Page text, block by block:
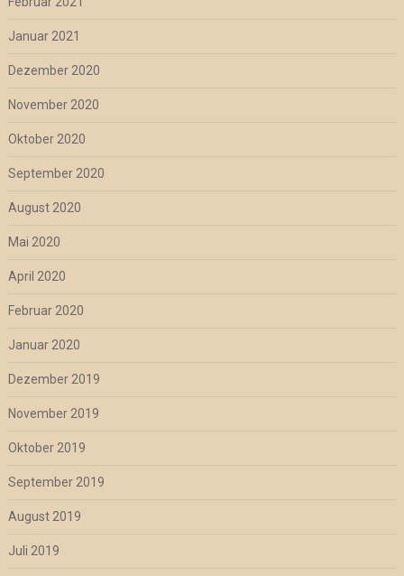
Januar 2021
Dezember 2020
November 2020
Oktober 2020
September 2020
August 2020
Mai 2020
April 2020
Februar 2020
Januar 2020
Dezember 2019
November 2019
Oktober 2019
September 2019
August 2019
Juli 2019